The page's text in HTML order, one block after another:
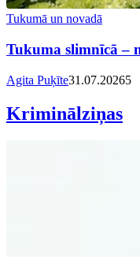
Tukumā un novadā
Tukuma slimnīcā –
Agita Puķīte31.07.20265
Kriminālziņas